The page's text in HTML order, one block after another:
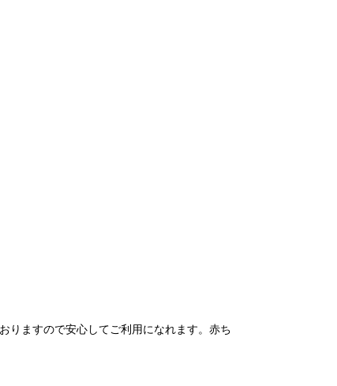
りますので安心してご利用になれます。赤ち